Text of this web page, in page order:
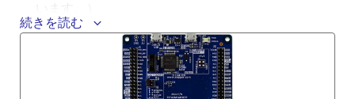
5V電源に接続されたMicro USB デバイス ケーブルを
使用して、USB デバッグ ポート (J11) を介してEK-
RA6M1 ボードの電源を入れます。緑色の電源 LED が
続きを読む